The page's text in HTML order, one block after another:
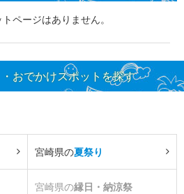
ページはありません。
おでかけスポットを探す
宮崎県の夏祭り
宮崎県の縁日・納涼祭